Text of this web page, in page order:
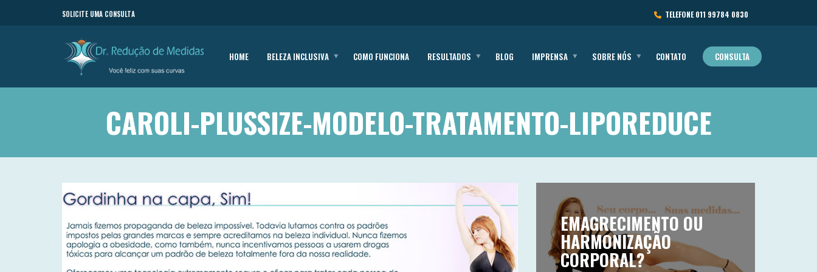
SOLICITE UMA CONSULTA TELEFONE011 99784 0830
HOME BELEZA INCLUSIVA COMO FUNCIONA RESULTADOS BLOG IMPRENSA SOBRE NÓS CONTATO CONSULTA
CAROLI-PLUSSIZE-MODELO-TRATAMENTO-LIPOREDUCE
EMAGRECIMENTO OU
HARMONIZAÇÃO
CORPORAL?